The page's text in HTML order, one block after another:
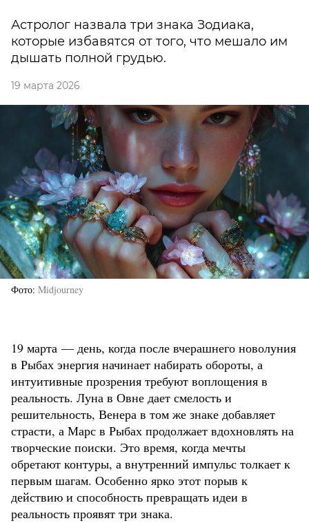
Астролог назвала три знака Зодиака,
которые избавятся от того, что мешало им
дышать полной грудью.
19 марта 2026
Фото Midjourney
19 марта — день, когда после вчерашнего новолуния
в Рыбах энергия начинает набирать обороты, а
интуитивные прозрения требуют воплощения в
реальность. Луна в Овне дает смелость и
решительность, Венера в том же знаке добавляет
страсти, а Марс в Рыбах продолжает вдохновлять на
творческие поиски. Это время, когда мечты
обретают контуры, а внутренний импульс толкает к
первым шагам. Особенно ярко этот порыв к
действию и способность превращать идеи в
реальность проявят три знака.